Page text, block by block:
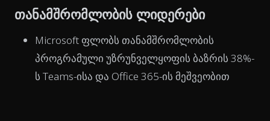
თანამშრომლობის ლიდერები
Microsoft ფლობს თანამშრომლობის
პროგრამული უზრუნველყოფის ბაზრის 38%-
ს Teams-ისა და Office 365-ის მეშვეობით